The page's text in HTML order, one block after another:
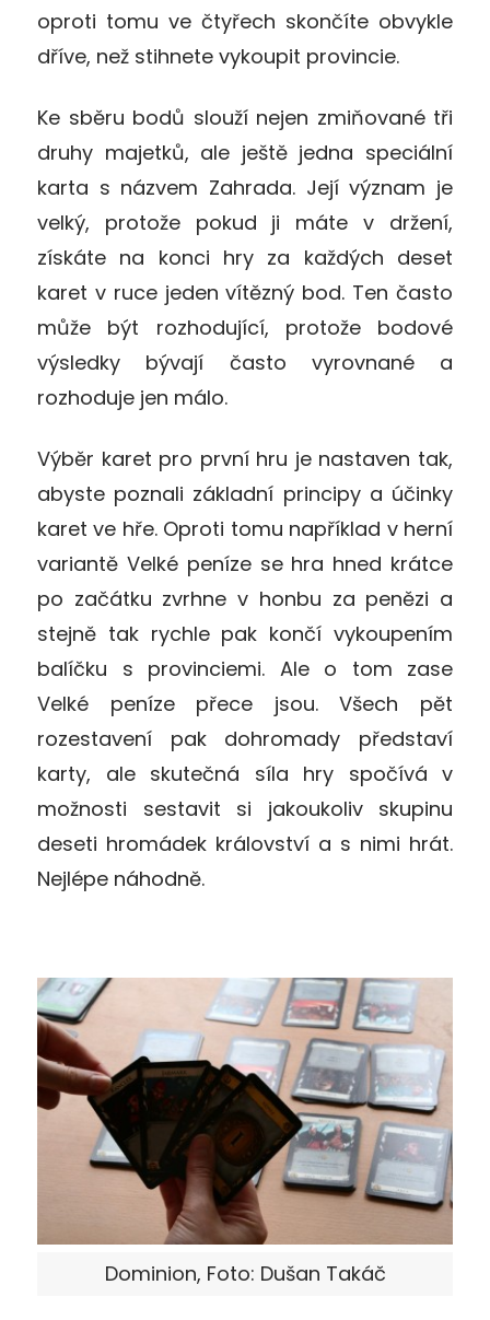
oproti tomu ve čtyřech skončíte obvykle
dříve, než stihnete vykoupit provincie.
Ke sběru bodů slouží nejen zmiňované tři
druhy majetků, ale ještě jedna speciální
karta s názvem Zahrada. Její význam je
velký, protože pokud ji máte v držení,
získáte na konci hry za každých deset
karet v ruce jeden vítězný bod. Ten často
může být rozhodující, protože bodové
výsledky bývají často vyrovnané a
rozhoduje jen málo.
Výběr karet pro první hru je nastaven tak,
abyste poznali základní principy a účinky
karet ve hře. Oproti tomu například v herní
variantě Velké peníze se hra hned krátce
po začátku zvrhne v honbu za penězi a
stejně tak rychle pak končí vykoupením
balíčku s provinciemi. Ale o tom zase
Velké peníze přece jsou. Všech pět
rozestavení pak dohromady představí
karty, ale skutečná síla hry spočívá v
možnosti sestavit si jakoukoliv skupinu
deseti hromádek království a s nimi hrát.
Nejlépe náhodně.
Dominion, Foto: Dušan Takáč